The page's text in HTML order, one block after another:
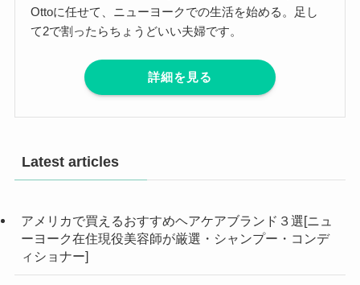
Ottoに任せて、ニューヨークでの生活を始める。足し
て2で割ったらちょうどいい夫婦です。
詳細を見る
Latest articles
アメリカで買えるおすすめヘアケアブランド３選[ニュ
ーヨーク在住現役美容師が厳選・シャンプー・コンデ
ィショナー]